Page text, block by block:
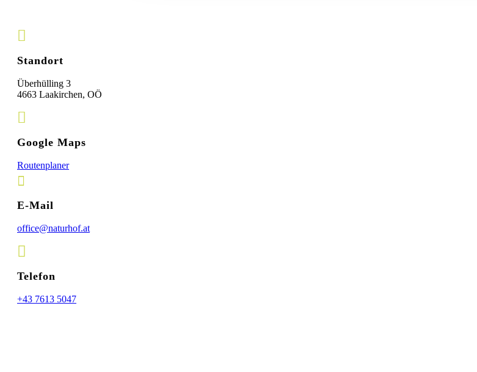
Standort
Überhülling 3
4663 Laakirchen, OÖ
Google Maps
Routen­planer
E-Mail
office@naturhof.at
Telefon
+43 7613 5047